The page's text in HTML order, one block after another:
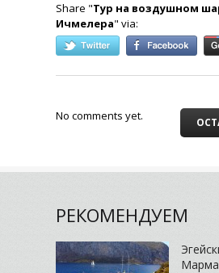
Share "Тур на воздушном
Ичмелера" via:
No comments yet.
РЕКОМЕНДУЕМ